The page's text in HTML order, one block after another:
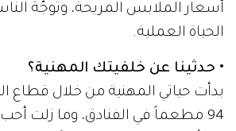
أسعار الملابس المريحة، وتوجّهَ
الحياة العملية.
• حدثينا عن خلفيتك المهنية؟
بدأت حياتي المهنية من خلال قطاع
94 مطعماً في الفنادق، وما زلت